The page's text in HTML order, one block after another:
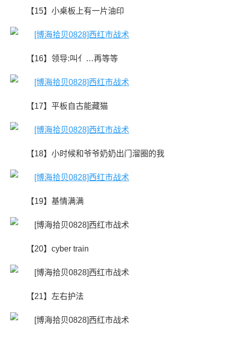
【15】小桌板上有一片油印
【16】领导:叫亻…再等等
【17】平板自古能藏猫
【18】小时候和爷爷奶奶出门溜圈的我
【19】基情满满
【20】cyber train
【21】左右护法